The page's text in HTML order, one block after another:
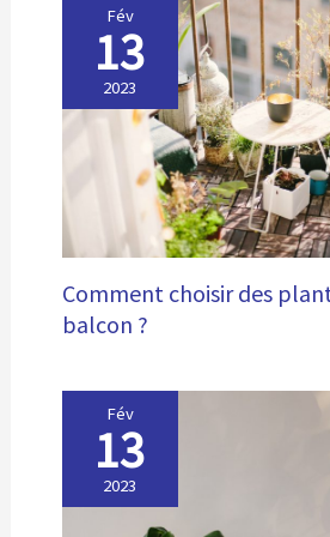
Fév
13
2023
Comment choisir des
balcon ?
Fév
13
2023